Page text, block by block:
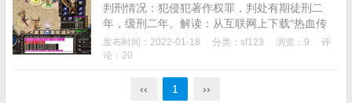
判刑情况：犯侵犯著作权罪，判处有期徒刑二
年，缓刑二年。解读：从互联网上下载“热血传
奇”游戏务端，对服务端内的数据进行修改，租赁
服务器搭建传奇私服，通过互联网聊天工具招揽
发布时间：2022-01-18 分类： sf123 浏览：9
评
论：20
‹‹ 1 ››